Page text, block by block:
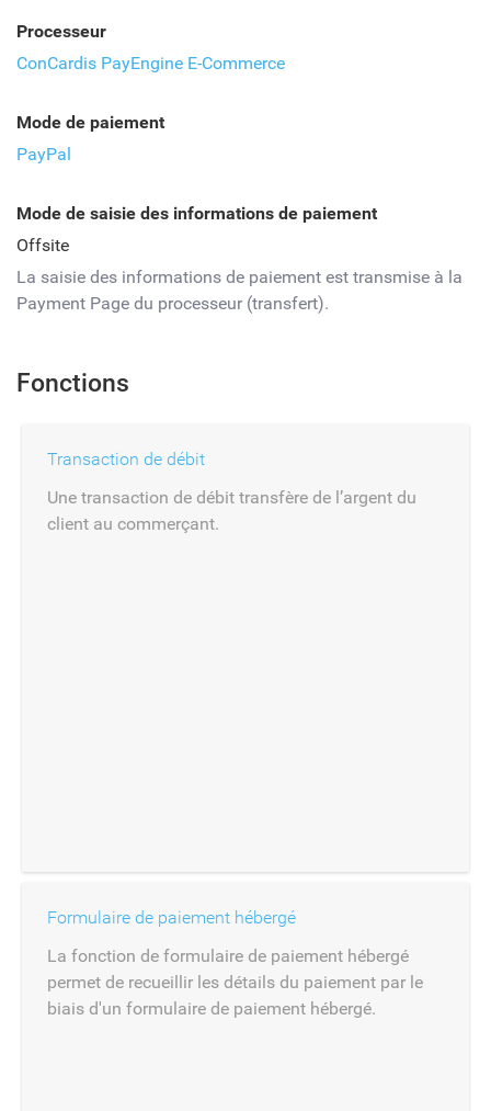
Processeur
ConCardis PayEngine E-Commerce
Mode de paiement
PayPal
Mode de saisie des informations de paiement
Offsite
La saisie des informations de paiement est transmise à la
Payment Page du processeur (transfert).
Fonctions
Transaction de débit
Une transaction de débit transfère de l’argent du
client au commerçant.
Formulaire de paiement hébergé
La fonction de formulaire de paiement hébergé
permet de recueillir les détails du paiement par le
biais d'un formulaire de paiement hébergé.